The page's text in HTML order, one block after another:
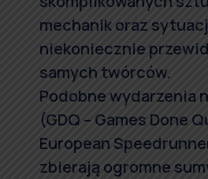
mechanik oraz
niekoniecznie
samych twórców.
Podobne wydarzenia
(GDQ – Games Done
European
zbierają ogromne